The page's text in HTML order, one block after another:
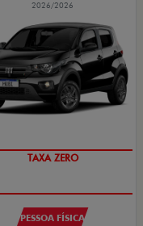
2026/2026
TAXA ZERO
PESSOA FÍSICA